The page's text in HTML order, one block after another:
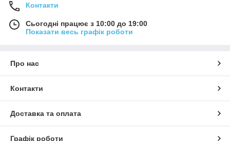
Контакти
Сьогодні працює з 10:00 до 19:00
Показати весь графік роботи
Про нас
Контакти
Доставка та оплата
Графік роботи